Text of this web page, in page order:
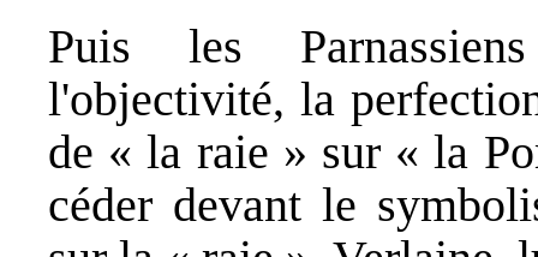
Puis les
l'objectivité, la
de « la raie » sur « la
céder devant le